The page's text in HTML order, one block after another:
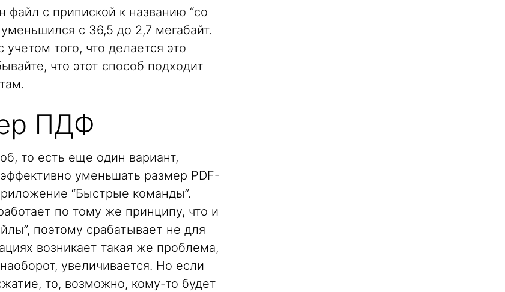
файл с припиской к названию “со
с 36,5 до 2,7 мегабайт.
того, что делается это
что этот способ подходит
ПДФ
то есть еще один вариант,
уменьшать размер PDF-
“Быстрые команды”.
по тому же принципу, что и
поэтому срабатывает не для
возникает такая же проблема,
увеличивается. Но если
то, возможно, кому-то будет